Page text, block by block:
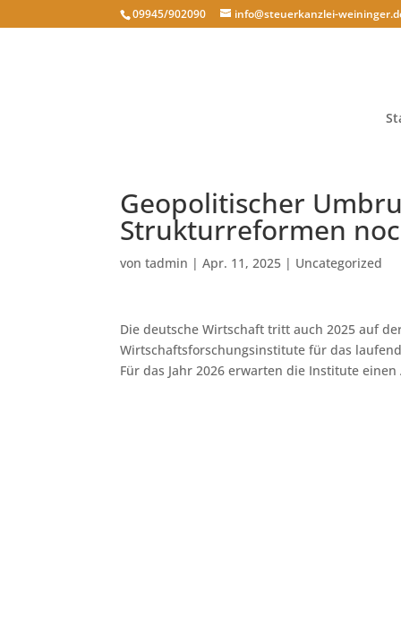
09945/902090 info@steuerkanzlei-
Geopolitischer
Strukturreformen
vontadmin |Apr. 11, 2025 | Uncategorized
Die deutsche Wirtschaft tritt auch 2025 auf
Wirtschaftsforschungsinstitute für das
Für das Jahr 2026 erwarten die Institute